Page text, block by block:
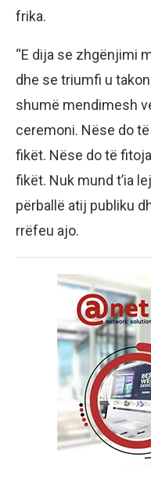
frika.
“E dija se zhgënjimi
dhe se triumfi u
shumë mendimesh
ceremoni. Nëse do
fikët. Nëse do të
fikët. Nuk mund t’ia
përballë atij publiku
rrëfeu ajo.